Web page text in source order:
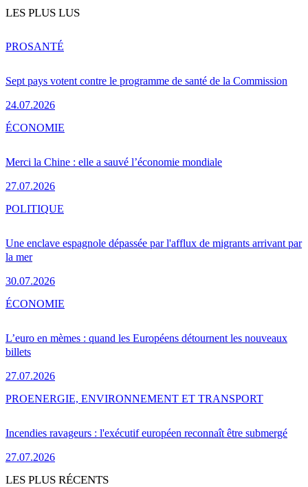
LES PLUS LUS
Sept pays votent contre le programme de santé de la Commission
24.07.2026
PROSANTÉ
Merci la Chine : elle a sauvé l’économie mondiale
27.07.2026
ÉCONOMIE
Une enclave espagnole dépassée par l'afflux de migrants arrivant par
la mer
30.07.2026
POLITIQUE
L’euro en mèmes : quand les Européens détournent les nouveaux
billets
27.07.2026
ÉCONOMIE
Incendies ravageurs : l'exécutif européen reconnaît être submergé
27.07.2026
PROENERGIE, ENVIRONNEMENT ET TRANSPORT
LES PLUS RÉCENTS